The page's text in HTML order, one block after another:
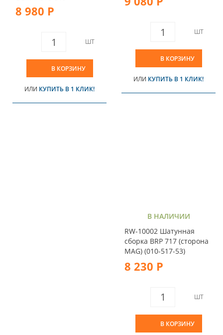
8 980 Р
ШТ
В КОРЗИНУ
ИЛИ КУПИТЬ В 1 КЛИК!
ШТ
В КОРЗИНУ
ИЛИ КУПИТЬ В 1 КЛИК!
В НАЛИЧИИ
RW-10002 Шатунная
сборка BRP 717 (сторона
MAG) (010-517-53)
8 230 Р
ШТ
В КОРЗИНУ